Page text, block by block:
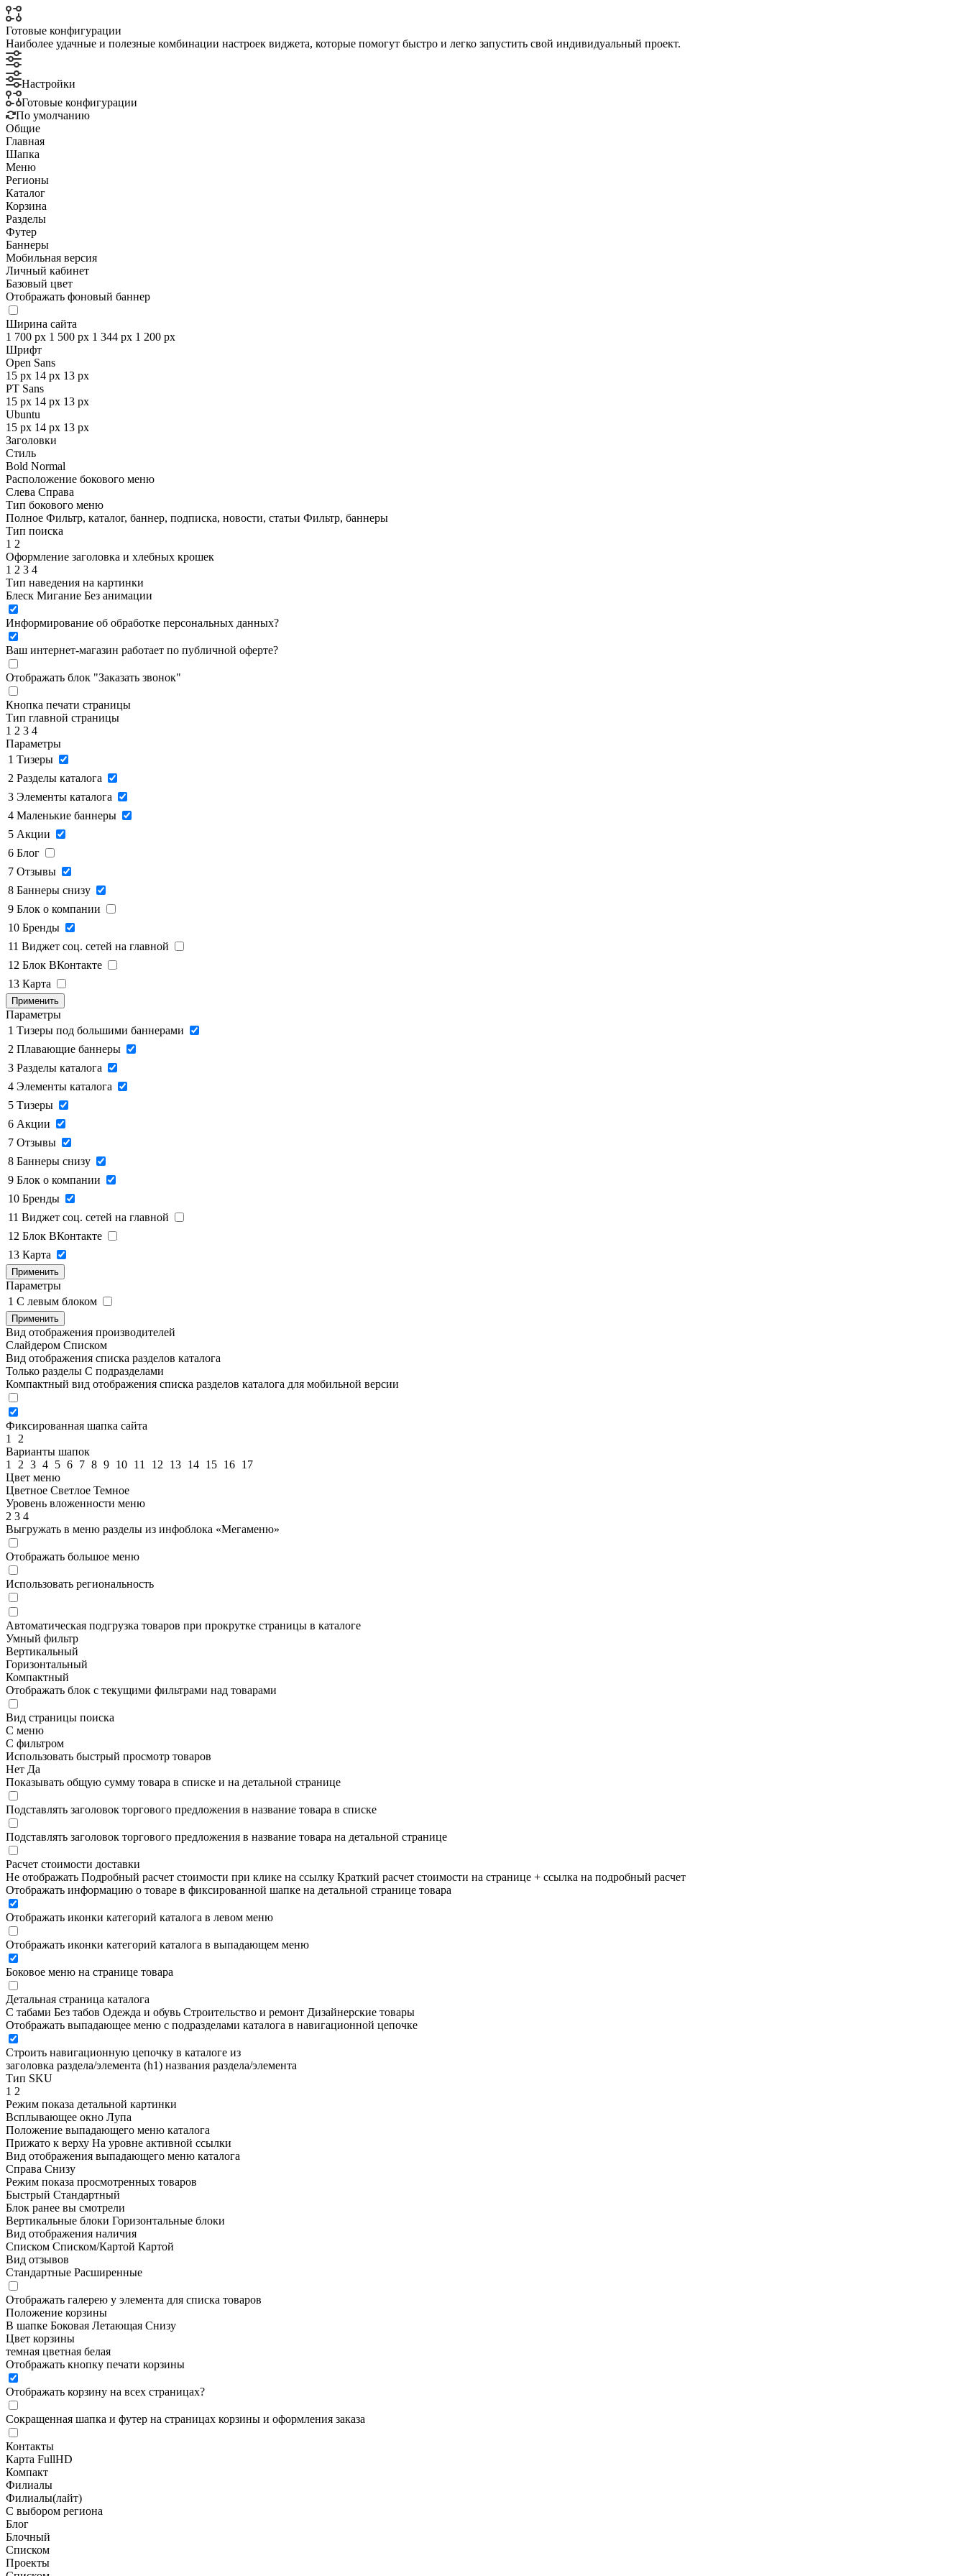
Готовые конфигурации
Наиболее удачные и полезные комбинации настроек виджета, которые помогут быстро и легко запустить свой индивидуальный проект.
Настройки
Готовые конфигурации
По умолчанию
Общие
Главная
Шапка
Меню
Регионы
Каталог
Корзина
Разделы
Футер
Баннеры
Мобильная версия
Личный кабинет
Базовый цвет
Отображать фоновый баннер
Ширина сайта
1 700 px 1 500 px 1 344 px 1 200 px
Шрифт
Open Sans
15 px 14 px 13 px
PT Sans
15 px 14 px 13 px
Ubuntu
15 px 14 px 13 px
Заголовки
Стиль
Bold Normal
Расположение бокового меню
Слева Справа
Тип бокового меню
Полное Фильтр, каталог, баннер, подписка, новости, статьи Фильтр, баннеры
Тип поиска
1 2
Оформление заголовка и хлебных крошек
1 2 3 4
Тип наведения на картинки
Блеск Мигание Без анимации
Информирование об обработке персональных данных?
Ваш интернет-магазин работает по публичной оферте?
Отображать блок "Заказать звонок"
Кнопка печати страницы
Тип главной страницы
1 2 3 4
Параметры
1 Тизеры
2 Разделы каталога
3 Элементы каталога
4 Маленькие баннеры
5 Акции
6 Блог
7 Отзывы
8 Баннеры снизу
9 Блок о компании
10 Бренды
11 Виджет соц. сетей на главной
12 Блок ВКонтакте
13 Карта
Применить
Параметры
1 Тизеры под большими баннерами
2 Плавающие баннеры
3 Разделы каталога
4 Элементы каталога
5 Тизеры
6 Акции
7 Отзывы
8 Баннеры снизу
9 Блок о компании
10 Бренды
11 Виджет соц. сетей на главной
12 Блок ВКонтакте
13 Карта
Применить
Параметры
1 C левым блоком
Применить
Вид отображения производителей
Слайдером Списком
Вид отображения списка разделов каталога
Только разделы С подразделами
Компактный вид отображения списка разделов каталога для мобильной версии
Фиксированная шапка сайта
1
2
Варианты шапок
1
2 3 4 5 6 7 8 9 10 11 12 13 14 15 16 17
Цвет меню
Цветное Светлое Темное
Уровень вложенности меню
2 3 4
Выгружать в меню разделы из инфоблока «Мегаменю»
Отображать большое меню
Использовать региональность
Автоматическая подгрузка товаров при прокрутке страницы в каталоге
Умный фильтр
Вертикальный
Горизонтальный
Компактный
Отображать блок с текущими фильтрами над товарами
Вид страницы поиска
С меню
С фильтром
Использовать быстрый просмотр товаров
Нет Да
Показывать общую сумму товара в списке и на детальной странице
Подставлять заголовок торгового предложения в название товара в списке
Подставлять заголовок торгового предложения в название товара на детальной странице
Расчет стоимости доставки
Не отображать Подробный расчет стоимости при клике на ссылку Краткий расчет стоимости на странице + ссылка на подробный расчет
Отображать информацию о товаре в фиксированной шапке на детальной странице товара
Отображать иконки категорий каталога в левом меню
Отображать иконки категорий каталога в выпадающем меню
Боковое меню на странице товара
Детальная страница каталога
С табами Без табов Одежда и обувь Строительство и ремонт Дизайнерские товары
Отображать выпадающее меню с подразделами каталога в навигационной цепочке
Строить навигационную цепочку в каталоге из
заголовка раздела/элемента (h1) названия раздела/элемента
Тип SKU
1 2
Режим показа детальной картинки
Всплывающее окно Лупа
Положение выпадающего меню каталога
Прижато к верху На уровне активной ссылки
Вид отображения выпадающего меню каталога
Справа Снизу
Режим показа просмотренных товаров
Быстрый Стандартный
Блок ранее вы смотрели
Вертикальные блоки Горизонтальные блоки
Вид отображения наличия
Списком Списком/Картой Картой
Вид отзывов
Стандартные Расширенные
Отображать галерею у элемента для списка товаров
Положение корзины
В шапке Боковая Летающая Снизу
Цвет корзины
темная цветная белая
Отображать кнопку печати корзины
Отображать корзину на всех страницах?
Сокращенная шапка и футер на страницах корзины и оформления заказа
Контакты
Карта FullHD
Компакт
Филиалы
Филиалы(лайт)
С выбором региона
Блог
Блочный
Списком
Проекты